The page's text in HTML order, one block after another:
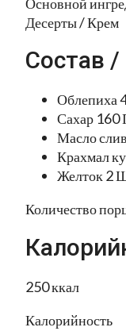
Десерты / Крем
Состав
Облепиха
Сахар 160
Масло
Крахмал
Желток 2
Количество
250 ккал
Калорийность